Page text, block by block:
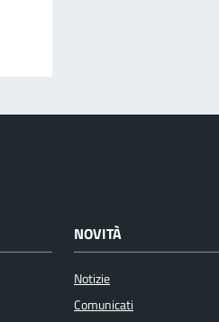
NOVITÀ
Notizie
Comunicati